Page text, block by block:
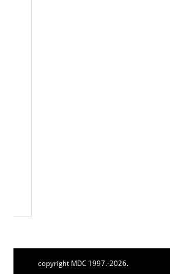
copyright MDC 1997.-2026.